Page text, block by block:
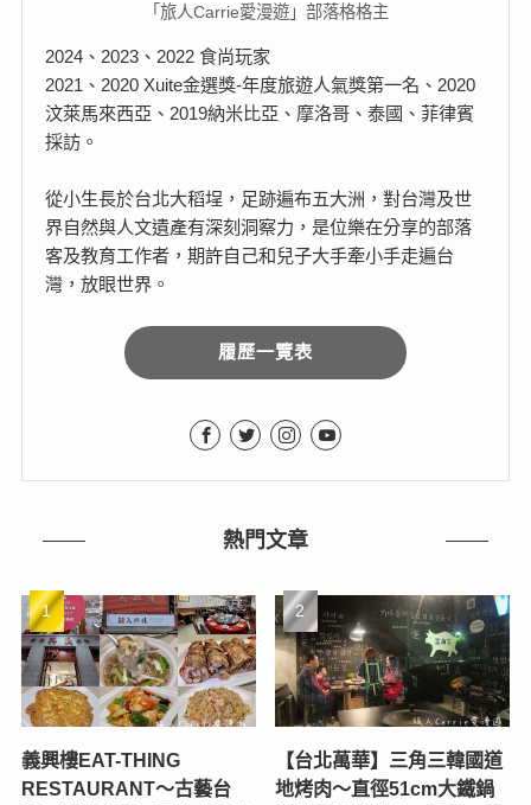
「旅人Carrie愛漫遊」部落格格主
2024、2023、2022 食尚玩家
2021、2020 Xuite金選獎-年度旅遊人氣獎第一名、2020
汶萊馬來西亞、2019納米比亞、摩洛哥、泰國、菲律賓
採訪。
從小生長於台北大稻埕，足跡遍布五大洲，對台灣及世
界自然與人文遺產有深刻洞察力，是位樂在分享的部落
客及教育工作者，期許自己和兒子大手牽小手走遍台
灣，放眼世界。
履歷一覽表
熱門文章
義興樓EAT-THING
RESTAURANT〜古藝台
【台北萬華】三角三韓國道
地烤肉～直徑51cm大鐵鍋